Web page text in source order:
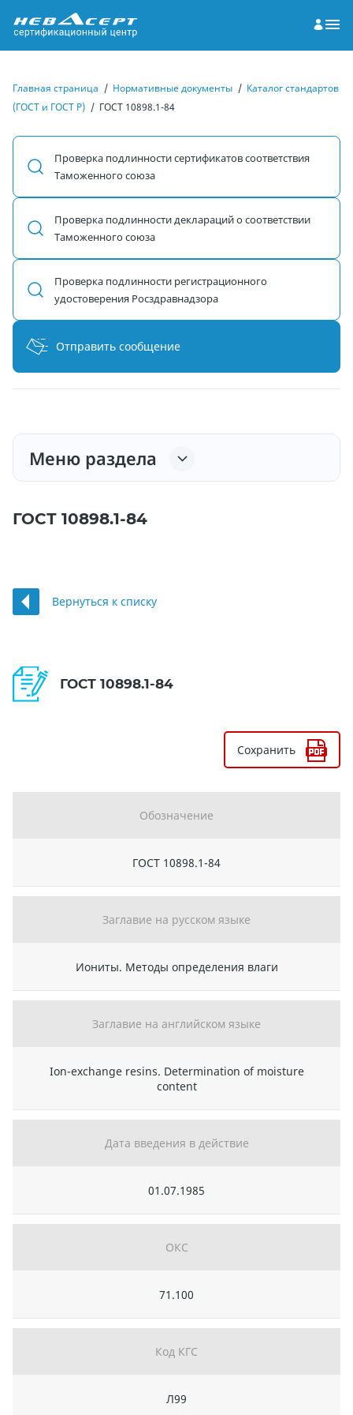
Главная страница / Нормативные документы / Каталог стандартов
(ГОСТ и ГОСТ Р) / ГОСТ 10898.1-84
Проверка подлинности сертификатов соответствия
Таможенного союза
Проверка подлинности деклараций о соответствии
Таможенного союза
Проверка подлинности регистрационного
удостоверения Росздравнадзора
Отправить сообщение
Меню раздела
ГОСТ 10898.1-84
Вернуться к списку
ГОСТ 10898.1-84
Сохранить
Обозначение
ГОСТ 10898.1-84
Заглавие на русском языке
Иониты. Методы определения влаги
Заглавие на английском языке
Ion-exchange resins. Determination of moisture
content
Дата введения в действие
01.07.1985
ОКС
71.100
Код КГС
Л99